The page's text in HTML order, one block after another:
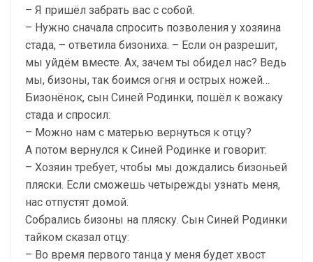
– Я пришёл забрать вас с собой.
– Нужно сначала спросить позволения у хозяина
стада, – ответила бизониха. – Если он разрешит,
мы уйдём вместе. Ах, зачем ты обидел нас? Ведь
мы, бизоны, так боимся огня и острых ножей…
Бизонёнок, сын Синей Родинки, пошёл к вожаку
стада и спросил:
– Можно нам с матерью вернуться к отцу?
А потом вернулся к Синей Родинке и говорит:
– Хозяин требует, чтобы мы дождались бизоньей
пляски. Если сможешь четырежды узнать меня,
нас отпустят домой.
Собрались бизоны на пляску. Сын Синей Родинки
тайком сказал отцу:
– Во время первого танца у меня будет хвост